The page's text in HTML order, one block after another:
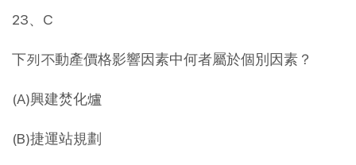
23、C
下列不動產價格影響因素中何者屬於個別因素？
(A)興建焚化爐
(B)捷運站規劃